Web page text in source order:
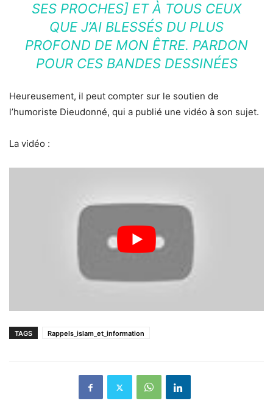
SES PROCHES] ET À TOUS CEUX
QUE J’AI BLESSÉS DU PLUS
PROFOND DE MON ÊTRE. PARDON
POUR CES BANDES DESSINÉES
Heureusement, il peut compter sur le soutien de
l’humoriste Dieudonné, qui a publié une vidéo à son sujet.
La vidéo :
TAGS Rappels_islam_et_information